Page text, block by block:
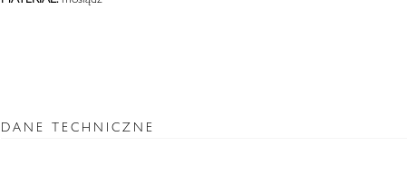
DANE TECHNICZNE